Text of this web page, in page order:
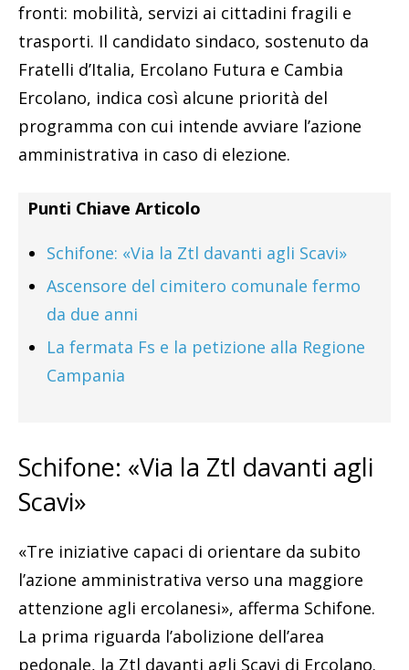
fronti: mobilità, servizi ai cittadini fragili e
trasporti. Il candidato sindaco, sostenuto da
Fratelli d’Italia, Ercolano Futura e Cambia
Ercolano, indica così alcune priorità del
programma con cui intende avviare l’azione
amministrativa in caso di elezione.
Punti Chiave Articolo
Schifone: «Via la Ztl davanti agli Scavi»
Ascensore del cimitero comunale fermo
da due anni
La fermata Fs e la petizione alla Regione
Campania
Schifone: «Via la Ztl davanti agli
Scavi»
«Tre iniziative capaci di orientare da subito
l’azione amministrativa verso una maggiore
attenzione agli ercolanesi», afferma Schifone.
La prima riguarda l’abolizione dell’area
pedonale, la Ztl davanti agli Scavi di Ercolano.